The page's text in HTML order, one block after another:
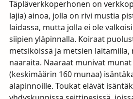
Täpläverkkoperhonen on
lajia) ainoa, jolla on rivi mustia
laidassa, mutta jolla ei ole
siipien yläpinnalla. Koiraat
metsiköissä ja metsien
naaraita. Naaraat munivat
(keskimäärin 160 munaa)
alapinnoille. Toukat elävät